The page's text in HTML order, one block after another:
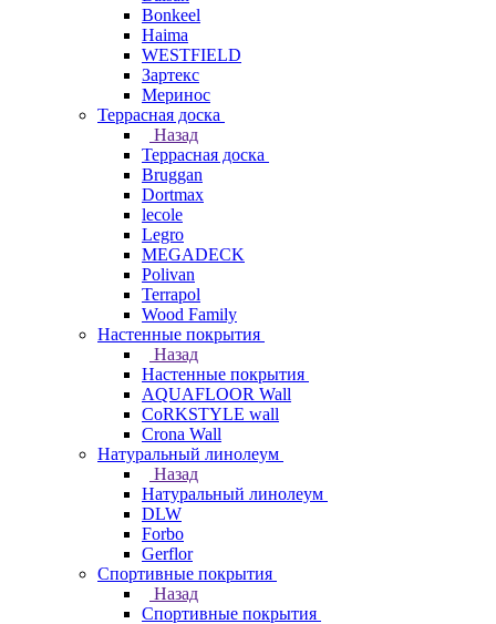
Bonkeel
Haima
WESTFIELD
Зартекс
Меринос
Террасная доска
Назад
Террасная доска
Bruggan
Dortmax
lecole
Legro
MEGADECK
Polivan
Terrapol
Wood Family
Настенные покрытия
Назад
Настенные покрытия
AQUAFLOOR Wall
CoRKSTYLE wall
Crona Wall
Натуральный линолеум
Назад
Натуральный линолеум
DLW
Forbo
Gerflor
Спортивные покрытия
Назад
Спортивные покрытия